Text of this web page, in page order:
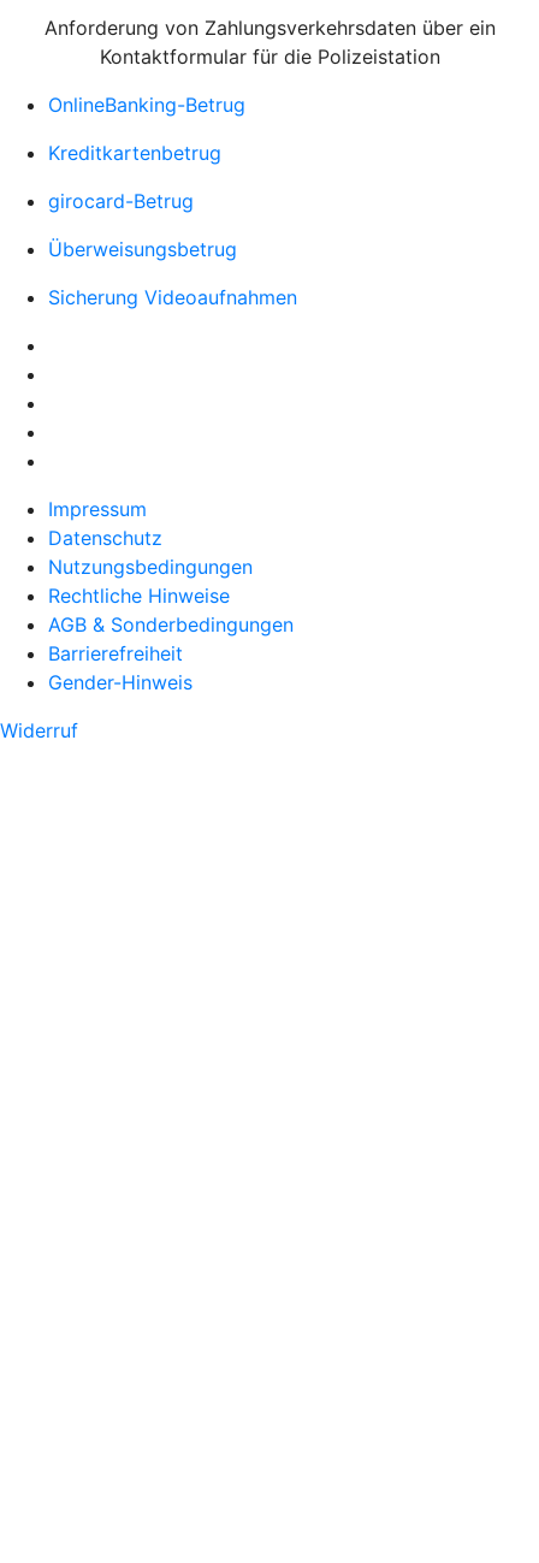
Anforderung von Zahlungsverkehrsdaten über ein
Kontaktformular für die Polizeistation
OnlineBanking-Betrug
Kreditkartenbetrug
girocard-Betrug
Überweisungsbetrug
Sicherung Videoaufnahmen
Impressum
Datenschutz
Nutzungsbedingungen
Rechtliche Hinweise
AGB & Sonderbedingungen
Barrierefreiheit
Gender-Hinweis
Widerruf